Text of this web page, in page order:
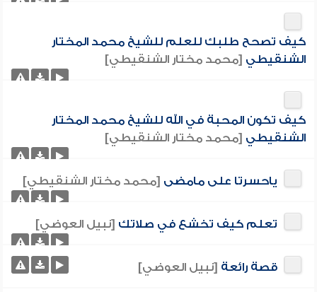
كيف تصحح طلبك للعلم للشيخ محمد المختار
الشنقيطي [محمد مختار الشنقيطي]
كيف تكون المحبة في الله للشيخ محمد المختار
الشنقيطي [محمد مختار الشنقيطي]
ياحسرتا على مامضى [محمد مختار الشنقيطي]
تعلم كيف تخشع في صلاتك [نبيل العوضي]
قصة رائعة [نبيل العوضي]